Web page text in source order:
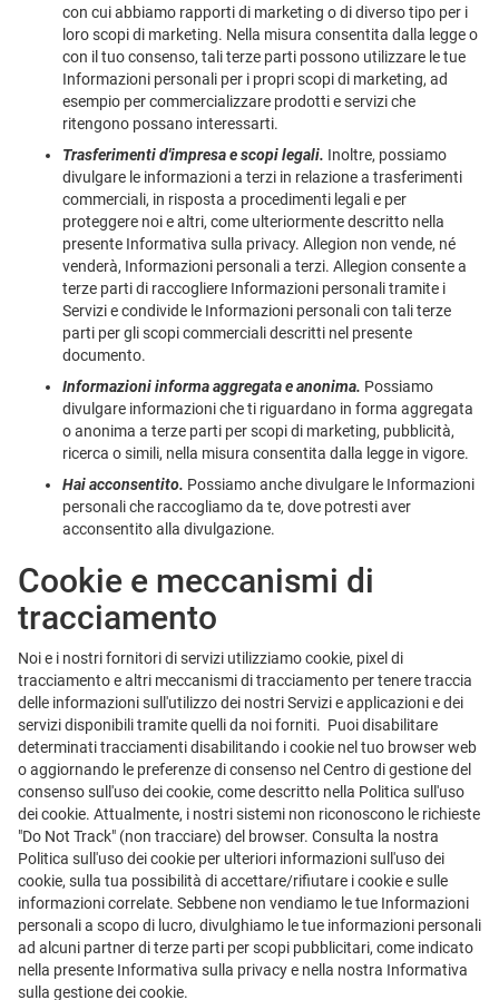
con cui abbiamo rapporti di marketing o di diverso tipo per i
loro scopi di marketing. Nella misura consentita dalla legge o
con il tuo consenso, tali terze parti possono utilizzare le tue
Informazioni personali per i propri scopi di marketing, ad
esempio per commercializzare prodotti e servizi che
ritengono possano interessarti.
Trasferimenti d'impresa e scopi legali. Inoltre, possiamo
divulgare le informazioni a terzi in relazione a trasferimenti
commerciali, in risposta a procedimenti legali e per
proteggere noi e altri, come ulteriormente descritto nella
presente Informativa sulla privacy. Allegion non vende, né
venderà, Informazioni personali a terzi. Allegion consente a
terze parti di raccogliere Informazioni personali tramite i
Servizi e condivide le Informazioni personali con tali terze
parti per gli scopi commerciali descritti nel presente
documento.
Informazioni informa aggregata e anonima. Possiamo
divulgare informazioni che ti riguardano in forma aggregata
o anonima a terze parti per scopi di marketing, pubblicità,
ricerca o simili, nella misura consentita dalla legge in vigore.
Hai acconsentito. Possiamo anche divulgare le Informazioni
personali che raccogliamo da te, dove potresti aver
acconsentito alla divulgazione.
Cookie e meccanismi di
tracciamento
Noi e i nostri fornitori di servizi utilizziamo cookie, pixel di
tracciamento e altri meccanismi di tracciamento per tenere traccia
delle informazioni sull'utilizzo dei nostri Servizi e applicazioni e dei
servizi disponibili tramite quelli da noi forniti. Puoi disabilitare
determinati tracciamenti disabilitando i cookie nel tuo browser web
o aggiornando le preferenze di consenso nel Centro di gestione del
consenso sull'uso dei cookie, come descritto nella Politica sull'uso
dei cookie. Attualmente, i nostri sistemi non riconoscono le richieste
"Do Not Track" (non tracciare) del browser. Consulta la nostra
Politica sull'uso dei cookie per ulteriori informazioni sull'uso dei
cookie, sulla tua possibilità di accettare/rifiutare i cookie e sulle
informazioni correlate. Sebbene non vendiamo le tue Informazioni
personali a scopo di lucro, divulghiamo le tue informazioni personali
ad alcuni partner di terze parti per scopi pubblicitari, come indicato
nella presente Informativa sulla privacy e nella nostra Informativa
sulla gestione dei cookie.